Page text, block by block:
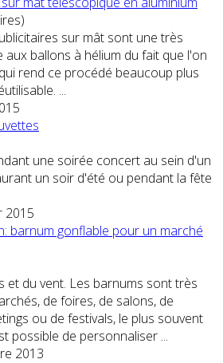
sur mât sont une très
aux ballons à hélium du fait que l'on
rend ce procédé beaucoup plus
...
une soirée concert au sein d'un
un soir d'été ou pendant la fête
2015
barnum gonflable pour un marché
et du vent. Les barnums sont très
de foires, de salons, de
ou de festivals, le plus souvent
possible de personnaliser ...
2013